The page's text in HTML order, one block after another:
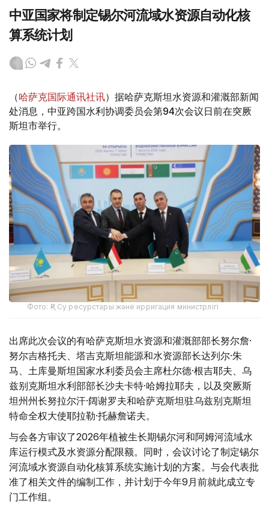
中亚国家将制定锡尔河流域水资源自动化核
算系统计划
（哈萨克国际通讯社讯）据哈萨克斯坦水资源和灌溉部新闻
处消息，中亚跨国水利协调委员会第94次会议日前在突厥
斯坦市举行。
Фото: ҚР Су ресурстары және ирригация министрлігі
出席此次会议的有哈萨克斯坦水资源和灌溉部部长努尔詹·
努尔吉格托夫、塔吉克斯坦能源和水资源部长达列尔·朱
马、土库曼斯坦国家水利委员会主席杜尔德·根吉耶夫、乌
兹别克斯坦水利部部长沙夫卡特·哈姆拉耶夫，以及突厥斯
坦州州长努拉尔汗·阔谢罗夫和哈萨克斯坦驻乌兹别克斯坦
特命全权大使耶拉勒·托赫詹诺夫。
与会各方审议了2026年植被生长期锡尔河和阿姆河流域水
库运行模式及水资源分配限额。同时，会议讨论了制定锡尔
河流域水资源自动化核算系统实施计划的方案。与会代表批
准了相关文件的编制工作，并计划于今年9月前就此成立专
门工作组。